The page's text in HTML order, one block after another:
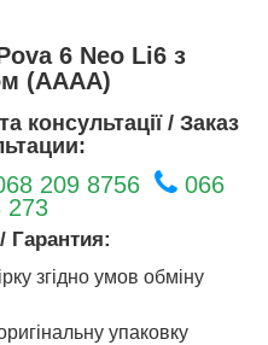
6 Neo Li6 з
(AAAA)
консультації / Заказ
209 8756
066
273
Гарантия:
згідно умов обміну
упаковку